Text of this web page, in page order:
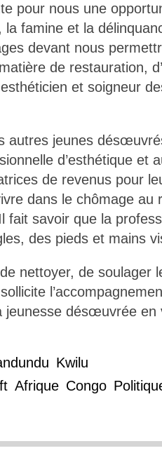
pour nous une
la famine et la
devant nous
de restauration,
et soigneur
autres jeunes
d’esthétique et
de revenus pour
dans le chômage au
fait savoir que la
des pieds et mains
nettoyer, de soulager
jeunesse désœuvrée en
Kwilu
Afrique Congo